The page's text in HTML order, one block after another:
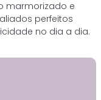
marmorizado e
perfeitos
no dia a dia.